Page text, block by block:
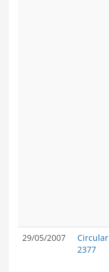
29/05/2007
Circular
2377